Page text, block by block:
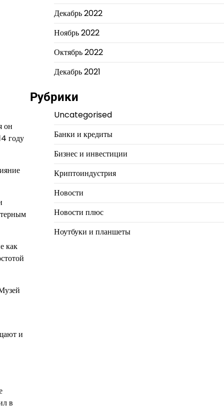
он
году
как
и
в
Декабрь 2022
Ноябрь 2022
Октябрь 2022
Декабрь 2021
Рубрики
Uncategorised
Банки и кредиты
Бизнес и инвестиции
Криптоиндустрия
Новости
Новости плюс
Ноутбуки и планшеты